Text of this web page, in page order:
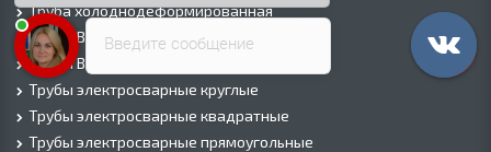
Труба холоднодеформированная
Трубы ВГП (Водогазопроводные)
Трубы ВГП оцинкованные
Трубы электросварные круглые
Трубы электросварные квадратные
Трубы электросварные прямоугольные
Введите сообщение